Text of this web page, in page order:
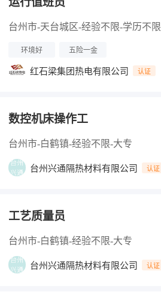
台州市-天台城区-经验不限-学历不限
环境好 五险一金
红石梁集团热电有限公司 认证
数控机床操作工
台州市-白鹤镇-经验不限-大专
台州兴通隔热材料有限公司 认证
工艺质量员
台州市-白鹤镇-经验不限-大专
台州兴通隔热材料有限公司 认证